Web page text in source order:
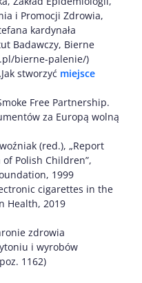
i Promocji Zdrowia,
kardynała
Badawczy, Bierne
bierne-palenie/)
stworzyć miejsce
Free Partnership.
za Europą wolną
(red.), „Report
Polish Children”,
1999
cigarettes in the
Health, 2019
zdrowia
i wyrobów
1162)